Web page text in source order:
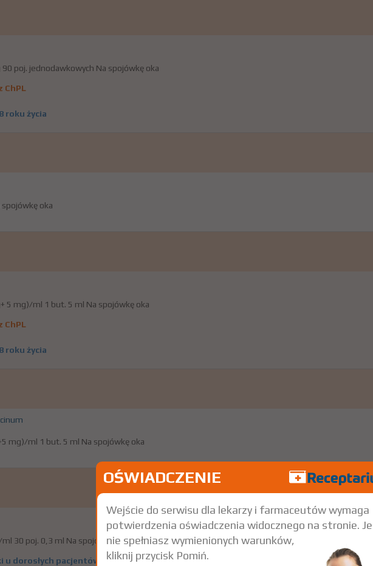
poj. jednodawkowych Na spojówkę oka
ChPL
roku życia
oka
5 mg)/ml 1 but. 5 ml Na spojówkę oka
ChPL
roku życia
mg)/ml 1 but. 5 ml Na spojówkę oka
30 poj. 0,3 ml Na spojówkę oka
u dorosłych pacjentów z zespołem suchego oka, u których nie nastąpiła poprawa
OŚWIADCZENIE
Wejście do serwisu dla lekarzy i farmaceutów wymaga
potwierdzenia oświadczenia widocznego na stronie.
nie spełniasz wymienionych warunków,
kliknij przycisk Pomiń.